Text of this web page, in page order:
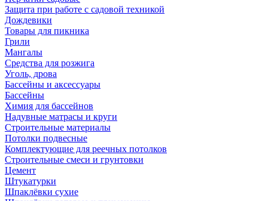
Защита при работе с садовой техникой
Дождевики
Товары для пикника
Грили
Мангалы
Средства для розжига
Уголь, дрова
Бассейны и аксессуары
Бассейны
Химия для бассейнов
Надувные матрасы и круги
Строительные материалы
Потолки подвесные
Комплектующие для реечных потолков
Строительные смеси и грунтовки
Цемент
Штукатурки
Шпаклёвки сухие